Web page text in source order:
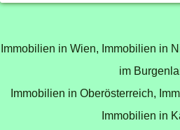
Immobilien in Wien, Immobilien in
im
Immobilien in Oberösterreich,
Immobilien in